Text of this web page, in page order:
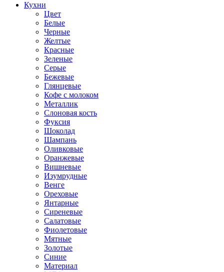
Кухни
Цвет
Белые
Черные
Желтые
Красные
Зеленые
Серые
Бежевые
Глянцевые
Кофе с молоком
Металлик
Слоновая кость
Фуксия
Шоколад
Шампань
Оливковые
Оранжевые
Вишневые
Изумрудные
Венге
Ореховые
Янтарные
Сиреневые
Салатовые
Фиолетовые
Мятные
Золотые
Синие
Материал